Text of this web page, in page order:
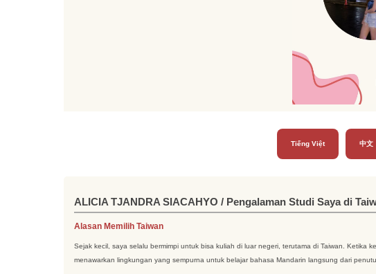
Tiếng Việt 中文
ALICIA TJANDRA SIACAHYO / Pengalaman Studi Saya di
Alasan Memilih Taiwan
Sejak kecil, saya selalu bermimpi untuk bisa kuliah di luar negeri, terutama di Taiwan.
menawarkan lingkungan yang sempurna untuk belajar bahasa Mandarin langsung dari